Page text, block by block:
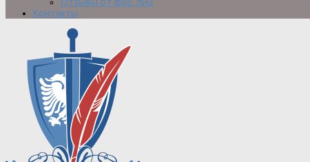
Отзывы от физ. лиц
Контакты